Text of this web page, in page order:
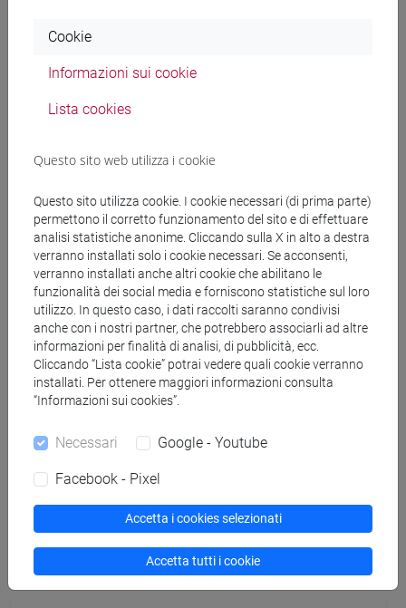
Docenti e corsi di laurea
Programma
Copia questo URL per importare gli orari nel tuo Google
Calendar:
https://www.unive.it/data/ajax/Didattica/generaics?
cache=-1&afid=508845
Orario settimanale
Calendario lezioni
Cookie
Informazioni sui cookie
Lista cookies
Questo sito web utilizza i cookie
Questo sito utilizza cookie. I cookie necessari (di prima parte)
permettono il corretto funzionamento del sito e di effettuare
analisi statistiche anonime. Cliccando sulla X in alto a destra
verranno installati solo i cookie necessari. Se acconsenti,
verranno installati anche altri cookie che abilitano le
funzionalità dei social media e forniscono statistiche sul loro
utilizzo. In questo caso, i dati raccolti saranno condivisi
anche con i nostri partner, che potrebbero associarli ad altre
informazioni per finalità di analisi, di pubblicità, ecc.
Cliccando “Lista cookie” potrai vedere quali cookie verranno
installati. Per ottenere maggiori informazioni consulta
“Informazioni sui cookies”.
Necessari Google - Youtube
Facebook - Pixel
Accetta i cookies selezionati
Accetta tutti i cookie